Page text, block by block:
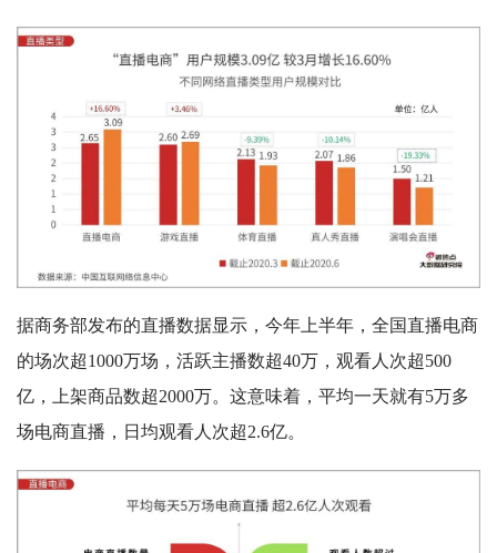
据商务部发布的直播数据显示，今年上半年，全国直播电商
的场次超1000万场，活跃主播数超40万，观看人次超500
亿，上架商品数超2000万。这意味着，平均一天就有5万多
场电商直播，日均观看人次超2.6亿。